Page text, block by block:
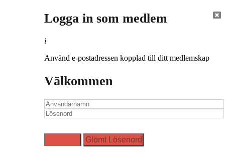
Logga in som medlem
i
Använd e-postadressen kopplad till ditt medlemskap
Välkommen